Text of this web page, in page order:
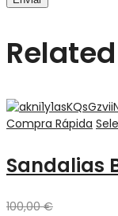
Compra Rápida
Sandalias
100,00€